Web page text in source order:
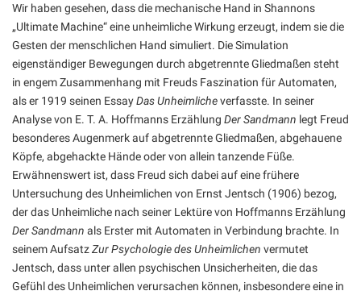
Wir haben gesehen, dass die mechanische Hand in Shannons
„Ultimate Machine“ eine unheimliche Wirkung erzeugt, indem sie die
Gesten der menschlichen Hand simuliert. Die Simulation
eigenständiger Bewegungen durch abgetrennte Gliedmaßen steht
in engem Zusammenhang mit Freuds Faszination für Automaten,
als er 1919 seinen EssayDas Unheimlicheverfasste. In seiner
Analyse von E. T. A. Hoffmanns Erzählung Der Sandmann legt Freud
besonderes Augenmerk auf abgetrennte Gliedmaßen, abgehauene
Köpfe, abgehackte Hände oder von allein tanzende Füße.
Erwähnenswert ist, dass Freud sich dabei auf eine frühere
Untersuchung des Unheimlichen von Ernst Jentsch (1906) bezog,
der das Unheimliche nach seiner Lektüre von Hoffmanns Erzählung
Der Sandmann als Erster mit Automaten in Verbindung brachte. In
seinem AufsatzZur Psychologie des Unheimlichen vermutet
Jentsch, dass unter allen psychischen Unsicherheiten, die das
Gefühl des Unheimlichen verursachen können, insbesondere eine in